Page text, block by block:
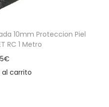
10mm Proteccion Piel
RC 1 Metro
€
al carrito